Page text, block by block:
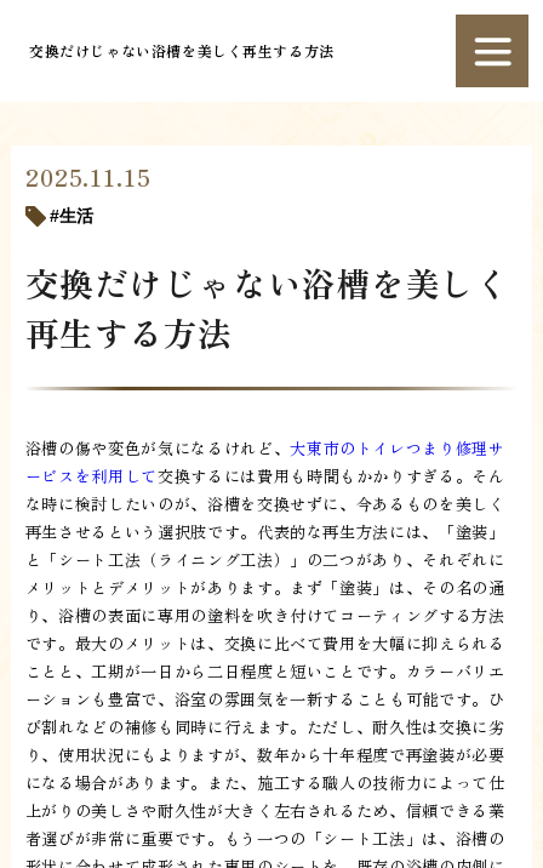
交換だけじゃない浴槽を美しく再生する方法
2025.11.15
生活
交換だけじゃない浴槽を美しく
再生する方法
浴槽の傷や変色が気になるけれど、大東市のトイレつまり修理サ
ービスを利用して交換するには費用も時間もかかりすぎる。そん
な時に検討したいのが、浴槽を交換せずに、今あるものを美しく
再生させるという選択肢です。代表的な再生方法には、「塗装」
と「シート工法（ライニング工法）」の二つがあり、それぞれに
メリットとデメリットがあります。まず「塗装」は、その名の通
り、浴槽の表面に専用の塗料を吹き付けてコーティングする方法
です。最大のメリットは、交換に比べて費用を大幅に抑えられる
ことと、工期が一日から二日程度と短いことです。カラーバリエ
ーションも豊富で、浴室の雰囲気を一新することも可能です。ひ
び割れなどの補修も同時に行えます。ただし、耐久性は交換に劣
り、使用状況にもよりますが、数年から十年程度で再塗装が必要
になる場合があります。また、施工する職人の技術力によって仕
上がりの美しさや耐久性が大きく左右されるため、信頼できる業
者選びが非常に重要です。もう一つの「シート工法」は、浴槽の